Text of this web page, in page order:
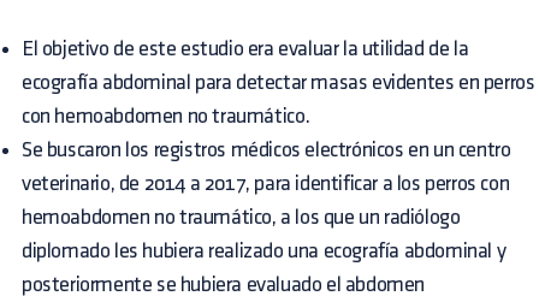
El objetivo de este estudio era evaluar la utilidad de la
ecografía abdominal para detectar masas evidentes en perros
con hemoabdomen no traumático.
Se buscaron los registros médicos electrónicos en un centro
veterinario, de 2014 a 2017, para identificar a los perros con
hemoabdomen no traumático, a los que un radiólogo
diplomado les hubiera realizado una ecografía abdominal y
posteriormente se hubiera evaluado el abdomen